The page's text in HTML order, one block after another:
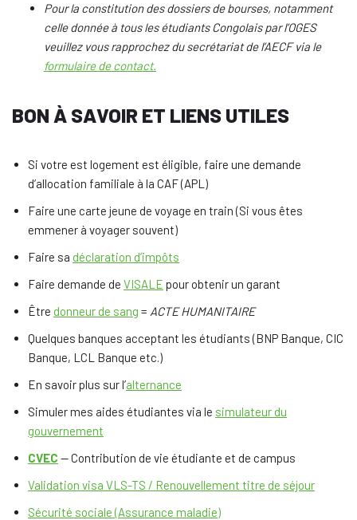
Pour la constitution des dossiers de bourses, notamment
celle donnée à tous les étudiants Congolais par l’OGES
veuillez vous rapprochez du secrétariat de l’AECF via le
formulaire de contact.
BON À SAVOIR ET LIENS UTILES
Si votre est logement est éligible, faire une demande
d’allocation familiale à la CAF (APL)
Faire une carte jeune de voyage en train (Si vous êtes
emmener à voyager souvent)
Faire sa déclaration d’impôts
Faire demande de VISALE pour obtenir un garant
Être donneur de sang = ACTE HUMANITAIRE
Quelques banques acceptant les étudiants (BNP Banque, CIC
Banque, LCL Banque etc.)
En savoir plus sur l’alternance
Simuler mes aides étudiantes via le simulateur du
gouvernement
CVEC — Contribution de vie étudiante et de campus
Validation visa VLS-TS / Renouvellement titre de séjour
Sécurité sociale (Assurance maladie)